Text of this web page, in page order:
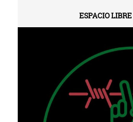
ESPACIO